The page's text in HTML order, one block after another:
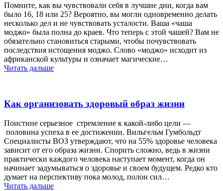
Помните, как вы чувствовали себя в лучшие дни, когда вам
было 16, 18 или 25? Вероятно, вы могли одновременно делать
несколько дел и не чувствовать усталости. Ваша «чаша
моджо» была полна до краев. Что теперь с этой чашей? Вам не
обязательно становиться старыми, чтобы почувствовать
последствия истощения моджо. Слово «моджо» исходит из
африканской культуры и означает магические…
Читать дальше
Как организовать здоровый образ жизни
Поистине серьезное стремление к какой-либо цели —
половина успеха в ее достижении. Вильгельм Гумбольдт
Специалисты ВОЗ утверждают, что на 55% здоровье человека
зависит от его образа жизни. Спорить сложно, ведь в жизни
практически каждого человека наступает момент, когда он
начинает задумываться о здоровье и своем будущем. Редко кто
думает на перспективу пока молод, полон сил…
Читать дальше